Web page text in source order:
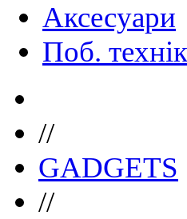
Аксесуари
Поб.
//
GADGETS
//